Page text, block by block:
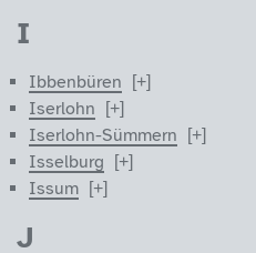
I
Ibbenbüren
Iserlohn
Iserlohn-Sümmern
Isselburg
Issum
J